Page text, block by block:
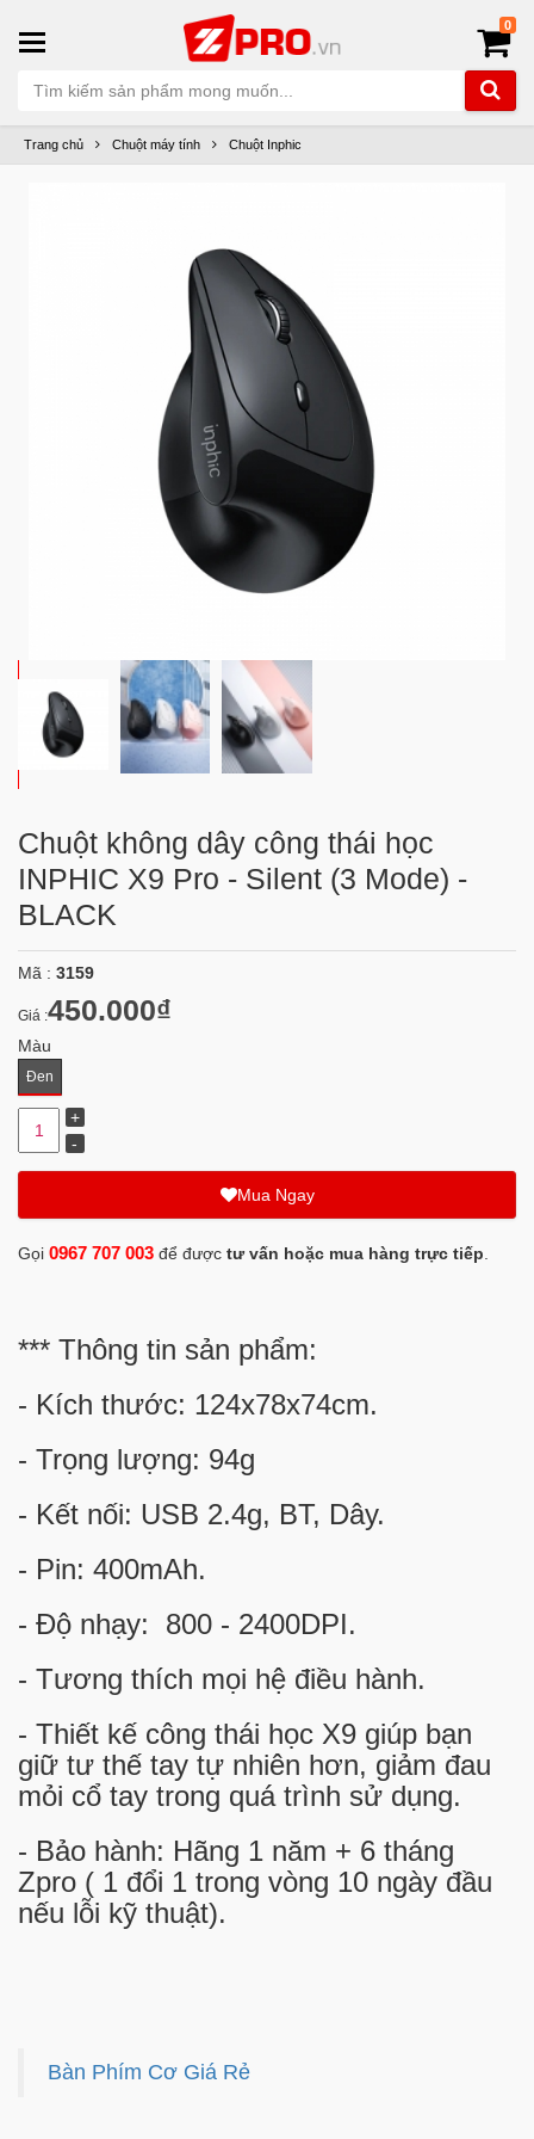
0
Trang chủ Chuột máy tính Chuột Inphic
Chuột không dây công thái học
INPHIC X9 Pro - Silent (3 Mode) -
BLACK
Mã : 3159
Giá :450.000₫
Màu
Đen
Mua Ngay
Gọi 0967 707 003 để được tư vấn hoặc mua hàng trực tiếp
*** Thông tin sản phẩm:
- Kích thước: 124x78x74cm.
- Trọng lượng: 94g
- Kết nối: USB 2.4g, BT, Dây.
- Pin: 400mAh.
- Độ nhạy: 800 - 2400DPI.
- Tương thích mọi hệ điều hành.
- Thiết kế công thái học X9 giúp bạn
giữ tư thế tay tự nhiên hơn, giảm đau
mỏi cổ tay trong quá trình sử dụng.
- Bảo hành: Hãng 1 năm + 6 tháng
Zpro ( 1 đổi 1 trong vòng 10 ngày đầu
nếu lỗi kỹ thuật).
Bàn Phím Cơ Giá Rẻ